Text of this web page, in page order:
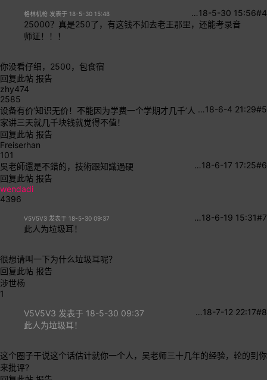
#4
18-5-30 15:56
…
格林机枪 发表于 18-5-30 15:48
25000？真是250了，有这钱不如去老王那里，还能考录音
师证！！！
你没看仔细，2500，包食宿
回复此帖 报告
zhy474
2585
#5
18-6-4 21:29
…
设备有价‘知识无价！不能因为学费一个学期才几千’人
家讲三天就几千块钱就觉得不值！
回复此帖 报告
Freiserhan
101
#6
18-6-17 17:25
…
吳老師還是不錯的，技術跟知識過硬
回复此帖 报告
wendadi
4396
#7
18-6-19 15:31
…
V5V5V3 发表于 18-5-30 09:37
此人为垃圾耳！
很想请叫一下为什么垃圾耳呢？
回复此帖 报告
涉世杨
1
#8
18-7-12 22:17
…
V5V5V3 发表于 18-5-30 09:37
此人为垃圾耳！
这个圈子干说这个话估计就你一个人，吴老师三十几年的经验，轮的到你
来批评?